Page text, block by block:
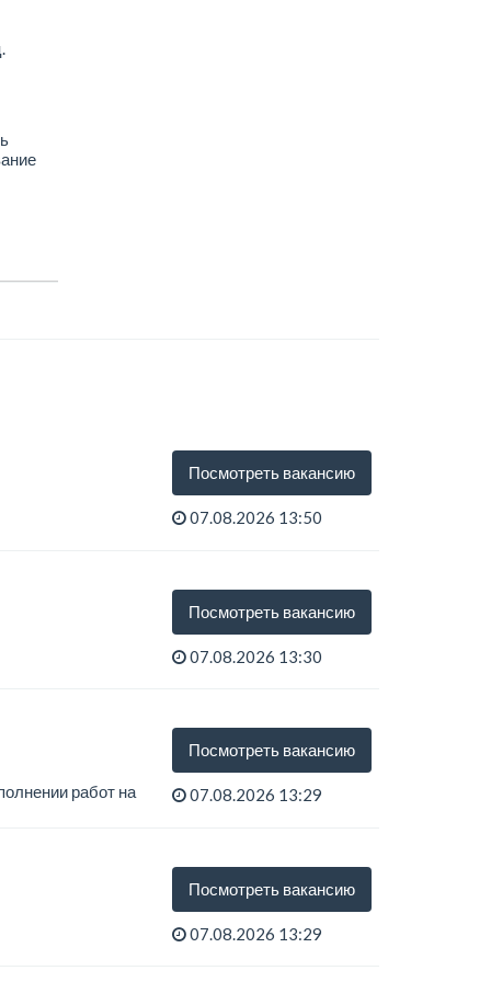
Посмотреть вакансию
07.08.2026 13:50
Посмотреть вакансию
07.08.2026 13:30
работ на
Посмотреть вакансию
07.08.2026 13:29
Посмотреть вакансию
07.08.2026 13:29